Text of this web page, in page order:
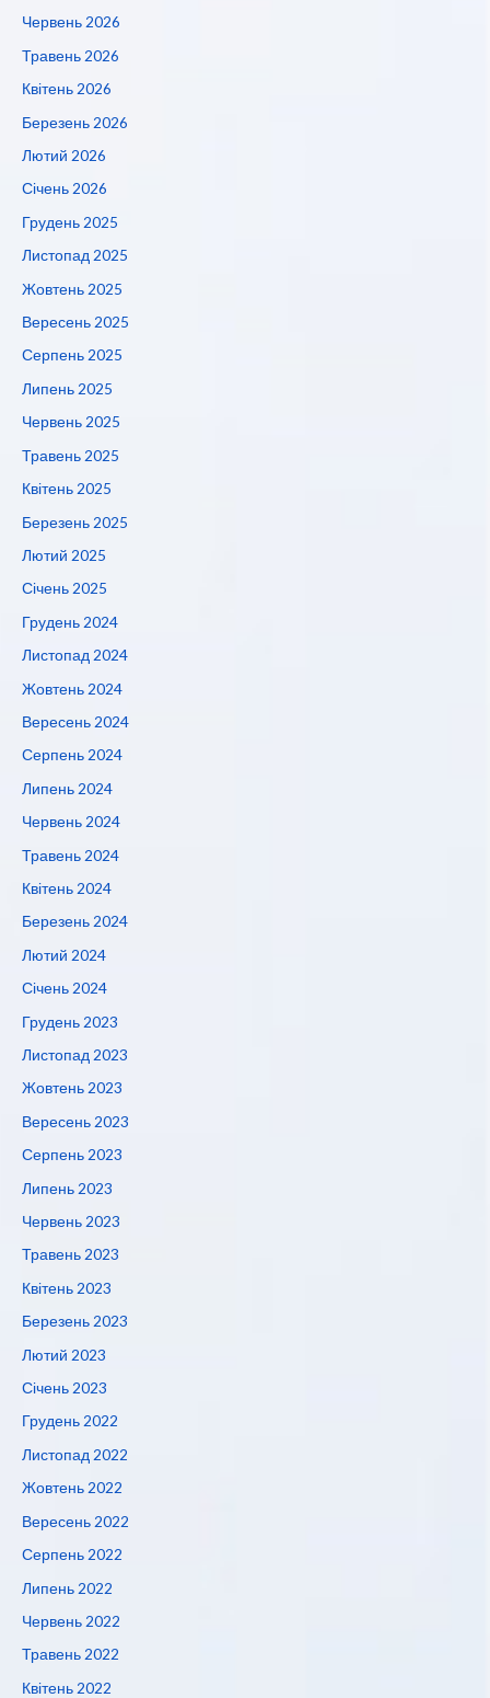
Червень 2026
Травень 2026
Квітень 2026
Березень 2026
Лютий 2026
Січень 2026
Грудень 2025
Листопад 2025
Жовтень 2025
Вересень 2025
Серпень 2025
Липень 2025
Червень 2025
Травень 2025
Квітень 2025
Березень 2025
Лютий 2025
Січень 2025
Грудень 2024
Листопад 2024
Жовтень 2024
Вересень 2024
Серпень 2024
Липень 2024
Червень 2024
Травень 2024
Квітень 2024
Березень 2024
Лютий 2024
Січень 2024
Грудень 2023
Листопад 2023
Жовтень 2023
Вересень 2023
Серпень 2023
Липень 2023
Червень 2023
Травень 2023
Квітень 2023
Березень 2023
Лютий 2023
Січень 2023
Грудень 2022
Листопад 2022
Жовтень 2022
Вересень 2022
Серпень 2022
Липень 2022
Червень 2022
Травень 2022
Квітень 2022